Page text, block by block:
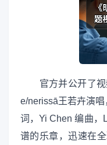
官方并公开了视
e/nerissā王若卉演
词，Yi Chen 编曲，
谱的乐章，迅速在